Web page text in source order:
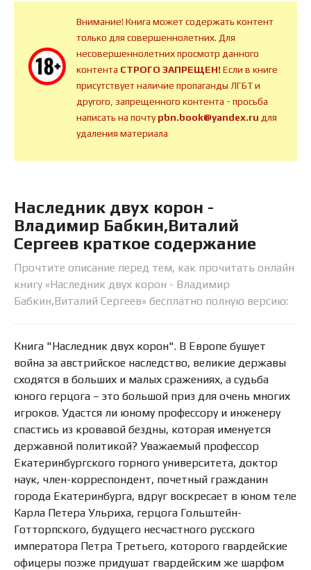
Внимание! Книга может содержать контент
только для совершеннолетних. Для
несовершеннолетних просмотр данного
контента СТРОГО ЗАПРЕЩЕН!Если в книге
присутствует наличие пропаганды ЛГБТ и
другого, запрещенного контента - просьба
написать на почтуpbn.book@yandex.ru для
удаления материала
Наследник двух корон -
Владимир Бабкин,Виталий
Сергеев краткое содержание
Прочтите описание перед тем, как прочитать онлайн
книгу «Наследник двух корон - Владимир
Бабкин,Виталий Сергеев» бесплатно полную версию:
Книга "Наследник двух корон". В Европе бушует
война за австрийское наследство, великие державы
сходятся в больших и малых сражениях, а судьба
юного герцога – это большой приз для очень многих
игроков. Удастся ли юному профессору и инженеру
спастись из кровавой бездны, которая именуется
державной политикой? Уважаемый профессор
Екатеринбургского горного университета, доктор
наук, член-корреспондент, почетный гражданин
города Екатеринбурга, вдруг воскресает в юном теле
Карла Петера Ульриха, герцога Гольштейн-
Готторпского, будущего несчастного русского
императора Петра Третьего, которого гвардейские
офицеры позже придушат гвардейским же шарфом